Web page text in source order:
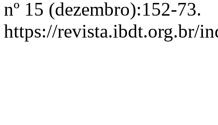
nº 15 (dezembro):152-73.
https://revista.ibdt.org.br/